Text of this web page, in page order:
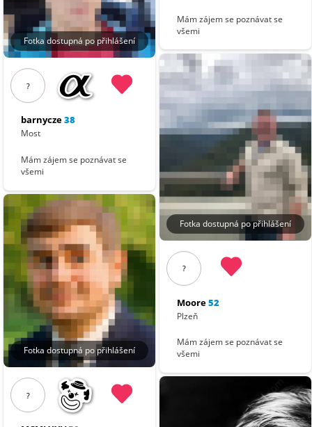
Fotka dostupná po přihlášení
?
barnycze38
Most
Mám zájem se poznávat se
všemi
Fotka dostupná po přihlášení
?
Mám zájem se poznávat se
všemi
Fotka dostupná po přihlášení
?
Moore52
Plzeň
Mám zájem se poznávat se
všemi